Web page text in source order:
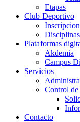
Etapas
Club Deportivo
Plataformas
Akdemia
Campus
Servicios
Control de
Contacto